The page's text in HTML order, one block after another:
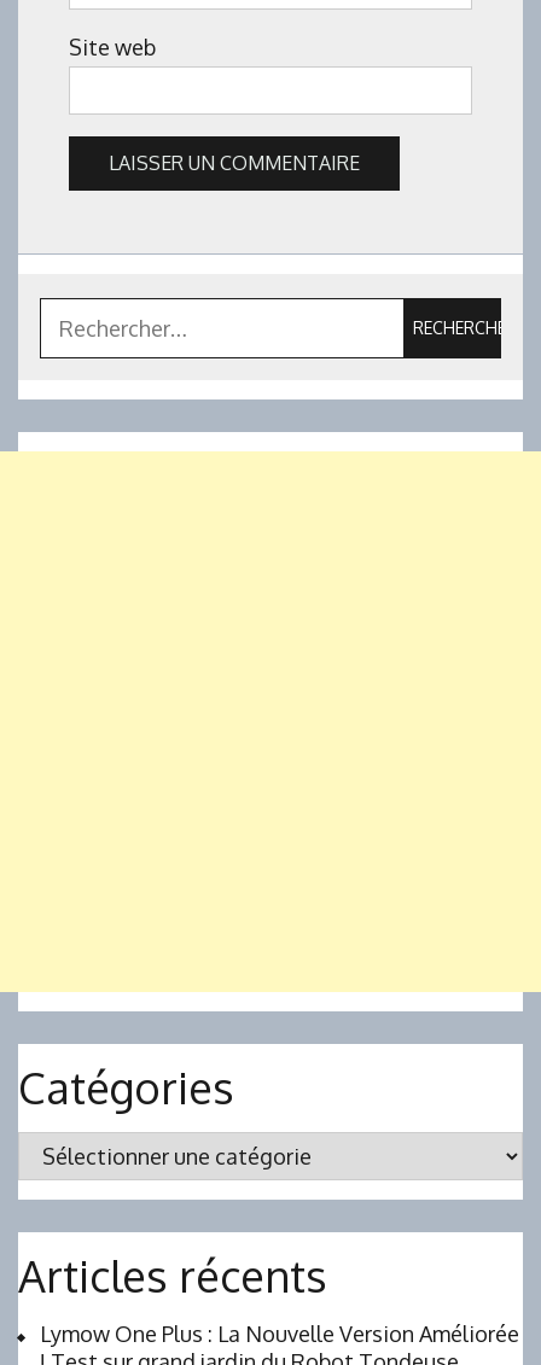
Site web
Catégories
Catégories
Articles récents
Lymow One Plus : La Nouvelle Version Améliorée